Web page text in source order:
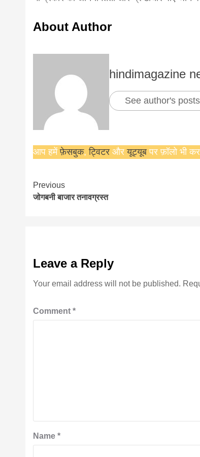
About Author
hindimagazine
See author's posts
आप हमेंफ़ेसबुक,ट्विटरऔरयूट्यूब पर फ़ॉलो भी
Continue
Reading
Previous
जोगबनी बाजार तनावग्रस्त
Leave a Reply
Your email address will not be published.
Comment*
Name*